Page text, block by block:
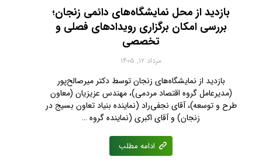
بازدید از محل نمایشگاه‌های دائمی زنجان؛
بررسی امکان برگزاری رویدادهای فصلی و
تخصصی
مرداد ۱۲, ۱۴۰۵
بازدید از نمایشگاه‌های زنجان توسط دکتر میرصالح‌پور
(مدیرعامل گروه اقتصاد مردمی)، مهندس عزیزیان (معاون
طرح و توسعه)، آقای نجفی‌راد (نماینده بنیاد تعاون بسیج در
زنجان) و آقای اکبری (نماینده گروه …
ادامه مطلب